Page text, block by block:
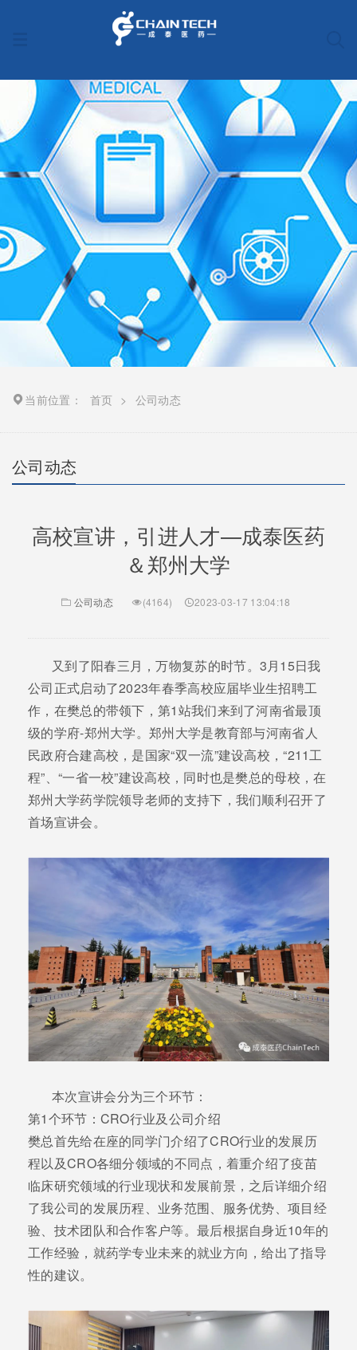
当前位置： 首页 > 公司动态
公司动态
高校宣讲，引进人才—成泰医药
＆郑州大学
公司动态 (4164) 2023-03-17 13:04:18
又到了阳春三月，万物复苏的时节。3月15日我
公司正式启动了2023年春季高校应届毕业生招聘工
作，在樊总的带领下，第1站我们来到了河南省最顶
级的学府-郑州大学。郑州大学是教育部与河南省人
民政府合建高校，是国家“双一流”建设高校，“211工
程”、“一省一校”建设高校，同时也是樊总的母校，在
郑州大学药学院领导老师的支持下，我们顺利召开了
首场宣讲会。
本次宣讲会分为三个环节：
第1个环节：CRO行业及公司介绍
樊总首先给在座的同学门介绍了CRO行业的发展历
程以及CRO各细分领域的不同点，着重介绍了疫苗
临床研究领域的行业现状和发展前景，之后详细介绍
了我公司的发展历程、业务范围、服务优势、项目经
验、技术团队和合作客户等。最后根据自身近10年的
工作经验，就药学专业未来的就业方向，给出了指导
性的建议。